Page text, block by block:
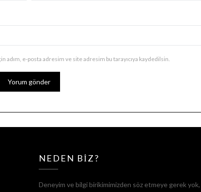
adım, e-posta adresim ve site adresim bu tarayıcıya kaydedilsin.
NEDEN BIZ?
Deneyim ve bilgi birikimimizden söz etmeye gerek yok,